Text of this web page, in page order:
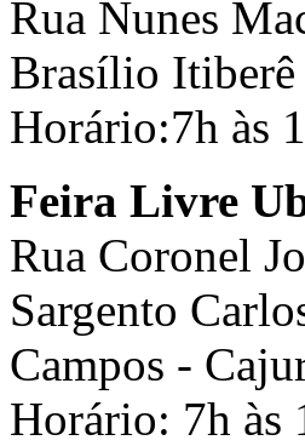
Rua Nunes
Brasílio Itiberê
Horário:7h às
Feira Livre
Rua Coronel
Sargento
Campos -
Horário: 7h às